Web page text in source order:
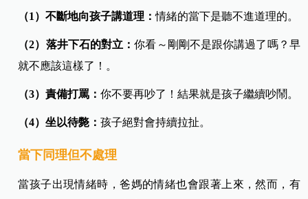
（1）不斷地向孩子講道理：情緒的當下是聽不進道理的。
（2）落井下石的對立：你看～剛剛不是跟你講過了嗎？早
就不應該這樣了！。
（3）責備打罵：你不要再吵了！結果就是孩子繼續吵鬧。
（4）坐以待斃：孩子絕對會持續拉扯。
當下同理但不處理
當孩子出現情緒時，爸媽的情緒也會跟著上來，然而，有